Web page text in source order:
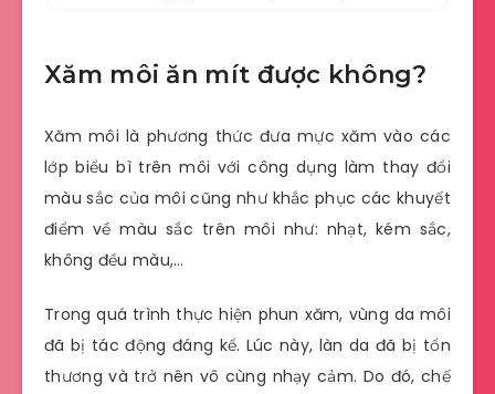
Xăm môi ăn mít được không?
Xăm môi là phương thức đưa mực xăm vào các
lớp biểu bì trên môi với công dụng làm thay đổi
màu sắc của môi cũng như khắc phục các khuyết
điểm về màu sắc trên môi như: nhạt, kém sắc,
không đều màu,…
Trong quá trình thực hiện phun xăm, vùng da môi
đã bị tác động đáng kể. Lúc này, làn da đã bị tổn
thương và trở nên vô cùng nhạy cảm. Do đó, chế